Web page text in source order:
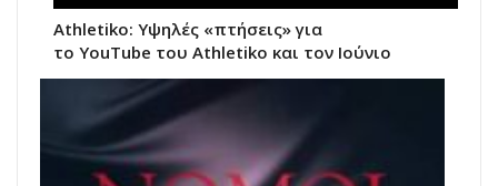
Athletiko: Υψηλές «πτήσεις» για
το YouTube του Athletiko και τον Ιούνιο